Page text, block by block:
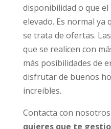
disponibilidad o que
elevado. Es normal ya
se trata de ofertas.
que se realicen con
más posibilidades de
disfrutar de buenos
increibles.
Contacta con
quieres que te